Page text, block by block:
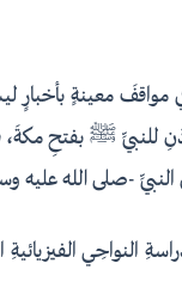
معينةٍ بأخبارٍ
للنبيِّ ﷺ بفتحِ مكةَ،
-صلى الله عليه
النواحِي الفيزيائيةِ